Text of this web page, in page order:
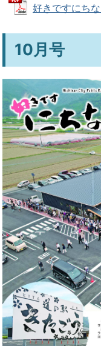
好きですにち
10月号